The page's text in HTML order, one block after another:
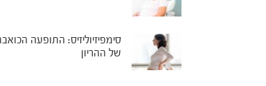
סימפיזיוליזיס: התופעה
של ההריון